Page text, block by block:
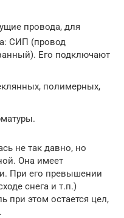
провода, для
СИП (провод
Его подключают
полимерных,
не так давно, но
Она имеет
При его превышении
снега и т.п.)
при этом остается цел,